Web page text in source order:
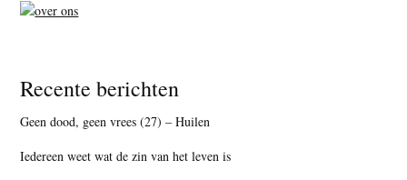
Recente berichten
Geen dood, geen vrees (27) – Huilen
Iedereen weet wat de zin van het leven is